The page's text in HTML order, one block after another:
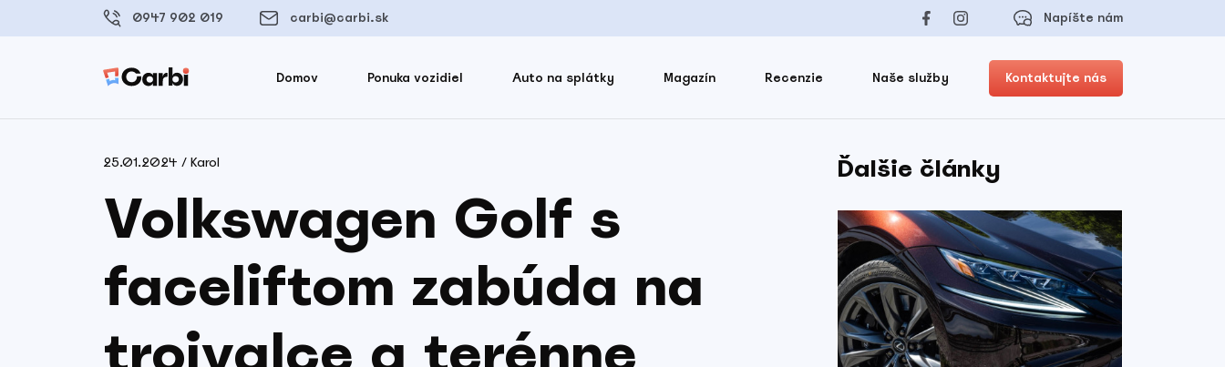
0947 902 019 carbi@carbi.sk Napíšte nám
Domov Ponuka vozidiel Auto na splátky Magazín Recenzie Naše služby Kontaktujte nás
25.01.2024 / Karol
Volkswagen Golf s
faceliftom zabúda na
Ďalšie články